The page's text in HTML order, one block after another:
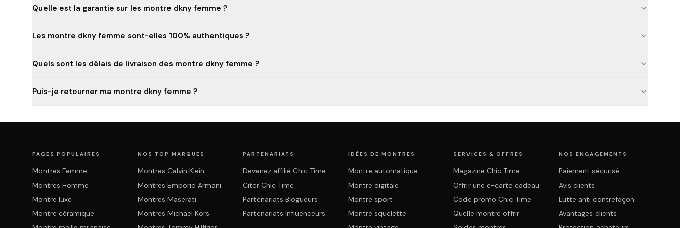
Quelle est la garantie sur les montre dkny femme ?
Les montre dkny femme sont-elles 100% authentiques ?
Quels sont les délais de livraison des montre dkny femme ?
Puis-je retourner ma montre dkny femme ?
PAGES POPULAIRES
Montres Femme
Montres Homme
Montre luxe
Montre céramique
NOS TOP MARQUES
Montres Calvin Klein
Montres Emporio Armani
Montres Maserati
Montres Michael Kors
PARTENARIATS
Devenez affilié Chic Time
Citer Chic Time
Partenariats Blogueurs
Partenariats Influenceurs
IDÉES DE MONTRES
Montre automatique
Montre digitale
Montre sport
Montre squelette
SERVICES & OFFRES
Magazine Chic Time
Offrir une e-carte cadeau
Code promo Chic Time
Quelle montre offrir
NOS ENGAGEMENTS
Paiement sécurisé
Avis clients
Lutte anti contrefaçon
Avantages clients